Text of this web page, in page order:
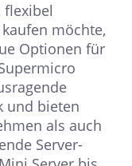
flexibel
möchte,
Optionen für
und bieten
als auch
Server-